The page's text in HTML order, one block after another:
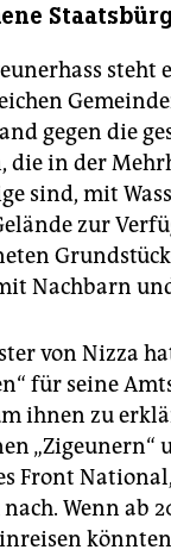
steht
gegen die
die in der
sind, mit
zur
Nachbarn
von Nizza
für seine
ihnen zu
„Zigeunern“
Front
Wenn ab